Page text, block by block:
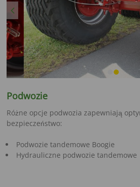
Previous
Podwozie
Różne opcje podwozia zapewniają
bezpieczeństwo:
Podwozie tandemowe Boogie
Hydrauliczne podwozie tandemowe